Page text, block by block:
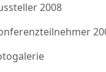
2008